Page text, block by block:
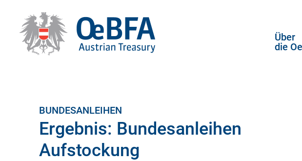
Über
die
BUNDESANLEIHEN
Ergebnis: Bundesanleihen
Aufstockung